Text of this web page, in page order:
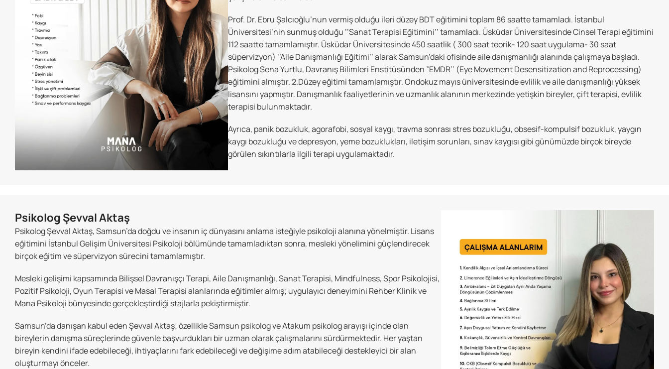
Prof. Dr. Ebru Şalcıoğlu’nun vermiş olduğu ileri düzey BDT eğitimini toplam 86 saatte tamamladı. İstanbul
Üniversitesi’nin sunmuş olduğu ‘’Sanat Terapisi Eğitimini’’ tamamladı. Üsküdar Üniversitesinde Cinsel Terapi eğitimini
112 saatte tamamlamıştır. Üsküdar Üniversitesinde 450 saatlik ( 300 saat teorik- 120 saat uygulama- 30 saat
süpervizyon) ‘’Aile Danışmanlığı Eğitimi’’ alarak Samsun’daki ofisinde aile danışmanlığı alanında çalışmaya başladı.
Psikolog Sena Yurtlu, Davranış Bilimleri Enstitüsünden ”EMDR’’ (Eye Movement Desensitization and Reprocessing)
eğitimini almıştır. 2.Düzey eğitimi tamamlamıştır. Ondokuz mayıs üniversitesinde evlilik ve aile danışmanlığı yüksek
lisansını yapmıştır. Danışmanlık faaliyetlerinin ve uzmanlık alanının merkezinde yetişkin bireyler, çift terapisi, evlilik
terapisi bulunmaktadır.
Ayrıca, panik bozukluk, agorafobi, sosyal kaygı, travma sonrası stres bozukluğu, obsesif-kompulsif bozukluk, yaygın
kaygı bozukluğu ve depresyon, yeme bozuklukları, iletişim sorunları, sınav kaygısı gibi günümüzde birçok bireyde
görülen sıkıntılarla ilgili terapi uygulamaktadır.
Psikolog Şevval Aktaş
Psikolog Şevval Aktaş, Samsun’da doğdu ve insanın iç dünyasını anlama isteğiyle psikoloji alanına yönelmiştir. Lisans
eğitimini İstanbul Gelişim Üniversitesi Psikoloji bölümünde tamamladıktan sonra, mesleki yönelimini güçlendirecek
birçok eğitim ve süpervizyon sürecini tamamlamıştır.
Mesleki gelişimi kapsamında Bilişsel Davranışçı Terapi, Aile Danışmanlığı, Sanat Terapisi, Mindfulness, Spor Psikolojisi,
Pozitif Psikoloji, Oyun Terapisi ve Masal Terapisi alanlarında eğitimler almış; uygulayıcı deneyimini Rehber Klinik ve
Mana Psikoloji bünyesinde gerçekleştirdiği stajlarla pekiştirmiştir.
Samsun’da danışan kabul eden Şevval Aktaş; özellikle Samsun psikolog ve Atakum psikolog arayışı içinde olan
bireylerin danışma süreçlerinde güvenle başvurdukları bir uzman olarak çalışmalarını sürdürmektedir. Her yaştan
bireyin kendini ifade edebileceği, ihtiyaçlarını fark edebileceği ve değişime adım atabileceği destekleyici bir alan
oluşturmayı önceler.